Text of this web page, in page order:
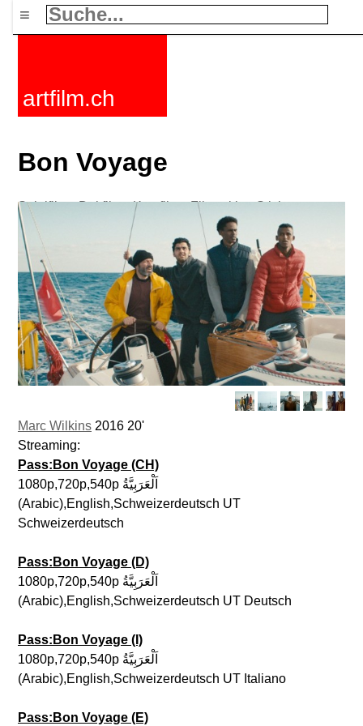
≡
artfilm.ch
Bon Voyage
Marc Wilkins 2016 20'
Streaming:
Pass:Bon Voyage (CH)
1080p,720p,540p اَلْعَرَبِيَّةُ
(Arabic),English,Schweizerdeutsch UT
Schweizerdeutsch
Pass:Bon Voyage (D)
1080p,720p,540p اَلْعَرَبِيَّةُ
(Arabic),English,Schweizerdeutsch UT Deutsch
Pass:Bon Voyage (I)
1080p,720p,540p اَلْعَرَبِيَّةُ
(Arabic),English,Schweizerdeutsch UT Italiano
Pass:Bon Voyage (E)
Spielfilme Dokfilme Kurzfilme Filmzyklen Stichworte
Nachrichten
F-Rated Kontakt Maillist
Warenkorb
AGB
Aktivieren Abo
216.73.216.7